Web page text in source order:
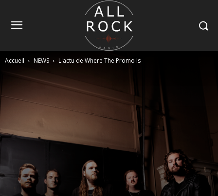
Accueil NEWS L'actu de Where The Promo Is